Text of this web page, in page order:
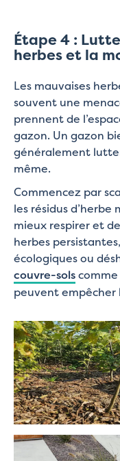
Étape 4 :
herbes et la
Les mauvaises
souvent une
prennent de
gazon. Un gazon
généralement
même.
Commencez par
les résidus
mieux respirer et
herbes
écologiques ou
couvre-solscomme
peuvent empêcher